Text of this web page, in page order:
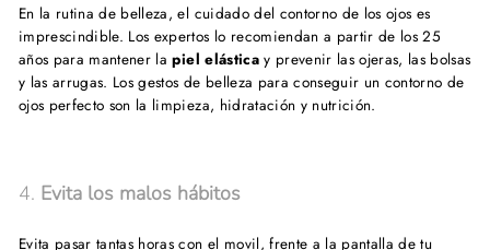
En la rutina de belleza, el cuidado del contorno de los ojos es
imprescindible. Los expertos lo recomiendan a partir de los 25
años para mantener la piel elásticay prevenir las ojeras, las bolsas
y las arrugas. Los gestos de belleza para conseguir un contorno de
ojos perfecto son la limpieza, hidratación y nutrición.
4. Evita los malos hábitos
Evita pasar tantas horas con el movil, frente a la pantalla de tu